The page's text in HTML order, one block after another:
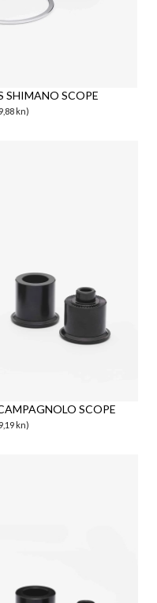
SHIMANO SCOPE
kn)
SCOPE
kn)